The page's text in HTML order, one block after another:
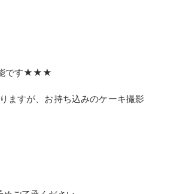
能です★★★
ますが、お持ち込みのケーキ撮影